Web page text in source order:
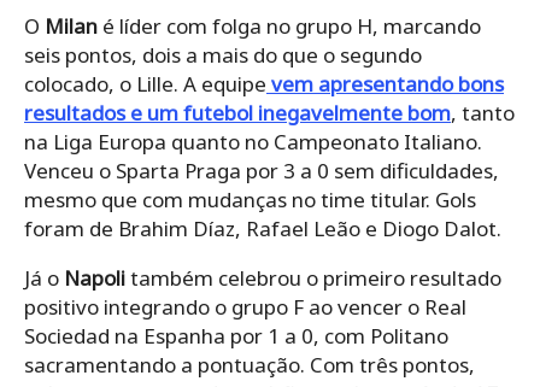
O Milan é líder com folga no grupo H, marcando
seis pontos, dois a mais do que o segundo
colocado, o Lille. A equipe vem apresentando bons
resultados e um futebol inegavelmente bom, tanto
na Liga Europa quanto no Campeonato Italiano.
Venceu o Sparta Praga por 3 a 0 sem dificuldades,
mesmo que com mudanças no time titular. Gols
foram de Brahim Díaz, Rafael Leão e Diogo Dalot.
Já o Napolitambém celebrou o primeiro resultado
positivo integrando o grupo F ao vencer o Real
Sociedad na Espanha por 1 a 0, com Politano
sacramentando a pontuação. Com três pontos,